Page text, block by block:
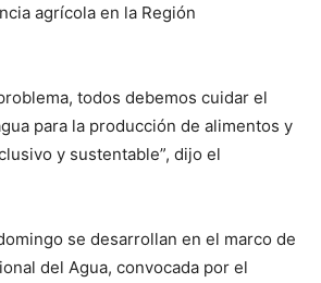
agrícola en la Región
todos debemos cuidar el
para la producción de alimentos y
y sustentable”, dijo el
se desarrollan en el marco de
del Agua, convocada por el